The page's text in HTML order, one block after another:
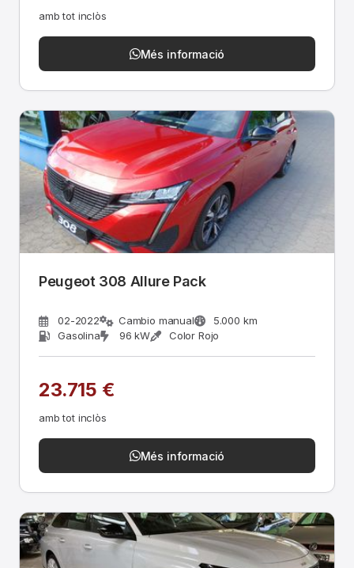
amb tot inclòs
Més informació
Peugeot 308 Allure Pack
02-2022 Cambio manual
5.000 km
Gasolina
96 kW Color Rojo
23.715 €
amb tot inclòs
Més informació